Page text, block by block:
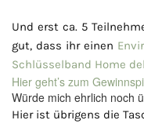
Und erst ca. 5
gut, dass ihr einen
Schlüsselband Home
Hier geht’s zum
Würde mich ehrlich noch
Hier ist übrigens die